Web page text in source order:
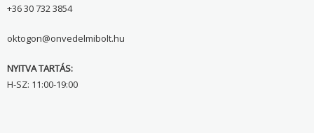
+36 30 732 3854
oktogon@onvedelmibolt.hu
NYITVA TARTÁS:
H-SZ: 11:00-19:00